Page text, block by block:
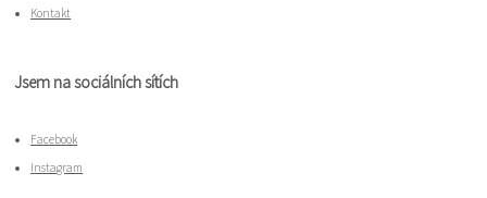
Kontakt
Jsem na sociálních sítích
Facebook
Instagram